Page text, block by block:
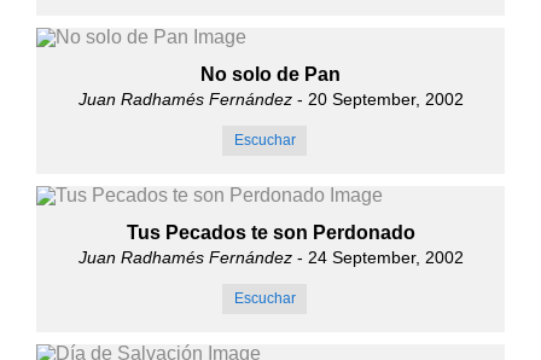
No solo de Pan
Juan Radhamés Fernández- 20 September, 2002
Escuchar
Tus Pecados te son Perdonado
Juan Radhamés Fernández- 24 September, 2002
Escuchar